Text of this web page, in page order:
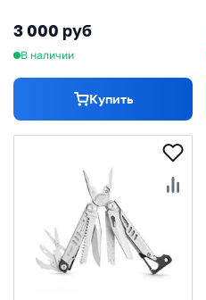
3 000 руб
В наличии
Купить